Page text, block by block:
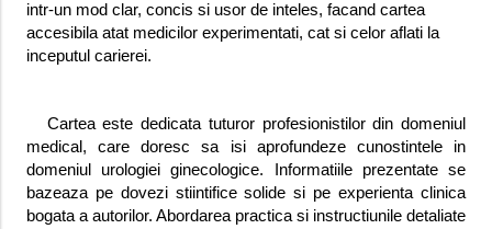
intr-un mod clar, concis si usor de inteles, facand cartea
accesibila atat medicilor experimentati, cat si celor aflati la
inceputul carierei.
Cartea este dedicata tuturor profesionistilor din domeniul
medical, care doresc sa isi aprofundeze cunostintele in
domeniul urologiei ginecologice. Informatiile prezentate se
bazeaza pe dovezi stiintifice solide si pe experienta clinica
bogata a autorilor. Abordarea practica si instructiunile detaliate